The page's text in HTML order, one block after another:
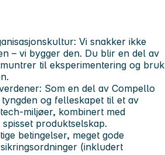
Vi snakker ikke
– vi bygger den. Du blir en del av
til eksperimentering og bruk
Som en del av Compello
og felleskapet til et av
miljøer, kombinert med
produktselskap.
betingelser, meget gode
(inkludert